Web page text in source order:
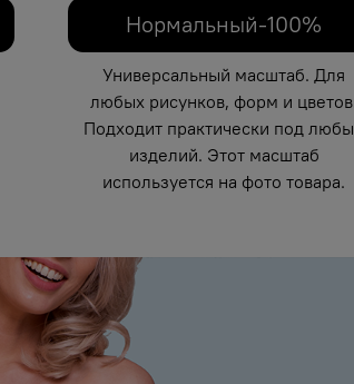
Нормальный-100%
Универсальный масштаб. Для
любых рисунков, форм и
Подходит практически под
изделий. Этот масштаб
используется на фото товара.